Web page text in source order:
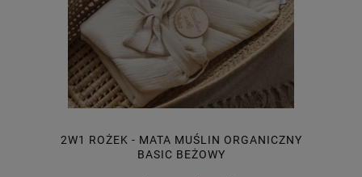
2W1 ROŻEK - MATA MUŚLIN ORGANICZNY
BASIC BEŻOWY